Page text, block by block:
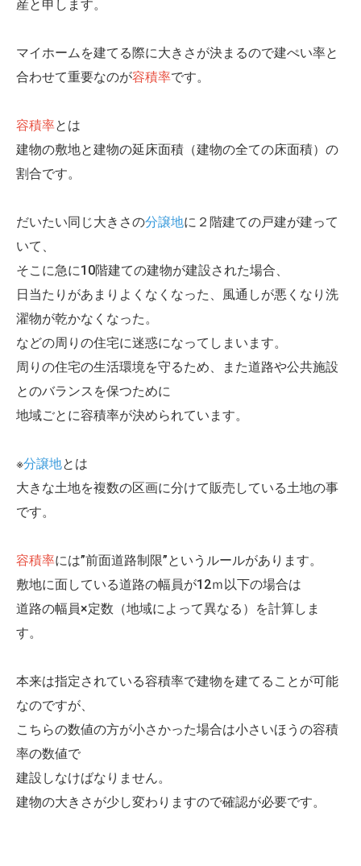
産と申します。
マイホームを建てる際に大きさが決まるので建ぺい率と
合わせて重要なのが容積率です。
容積率とは
建物の敷地と建物の延床面積（建物の全ての床面積）の
割合です。
だいたい同じ大きさの分譲地に２階建ての戸建が建って
いて、
そこに急に10階建ての建物が建設された場合、
日当たりがあまりよくなくなった、風通しが悪くなり洗
濯物が乾かなくなった。
などの周りの住宅に迷惑になってしまいます。
周りの住宅の生活環境を守るため、また道路や公共施設
とのバランスを保つために
地域ごとに容積率が決められています。
※分譲地とは
大きな土地を複数の区画に分けて販売している土地の事
です。
容積率には”前面道路制限”というルールがあります。
敷地に面している道路の幅員が12ｍ以下の場合は
道路の幅員×定数（地域によって異なる）を計算しま
す。
本来は指定されている容積率で建物を建てることが可能
なのですが、
こちらの数値の方が小さかった場合は小さいほうの容積
率の数値で
建設しなけばなりません。
建物の大きさが少し変わりますので確認が必要です。